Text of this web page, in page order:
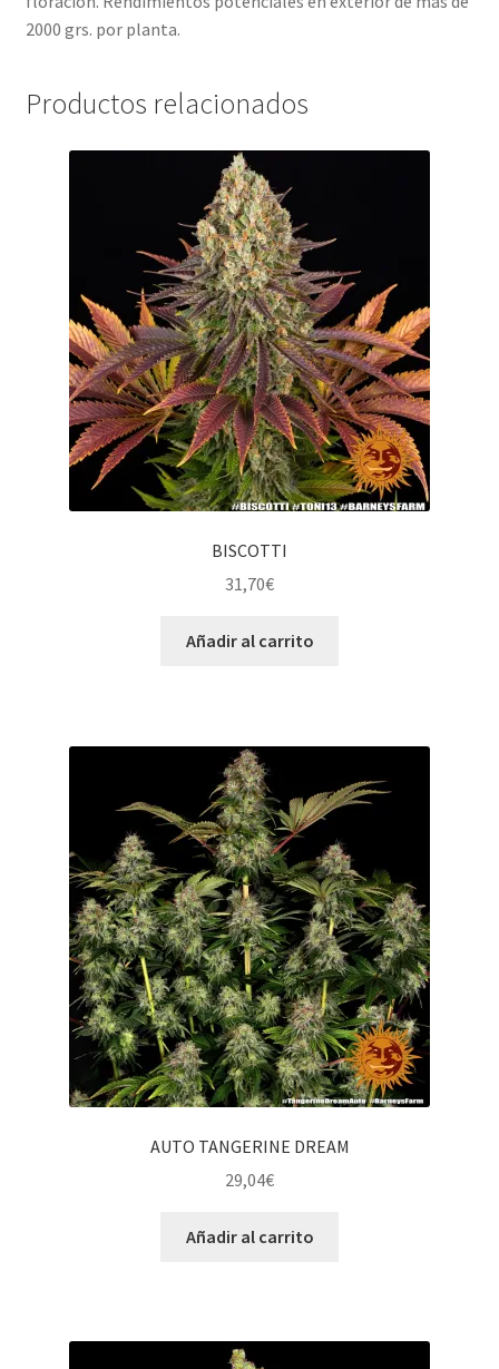
2000 grs. por planta.
Productos relacionados
BISCOTTI
31,70€
Añadir al carrito
AUTO TANGERINE DREAM
29,04€
Añadir al carrito